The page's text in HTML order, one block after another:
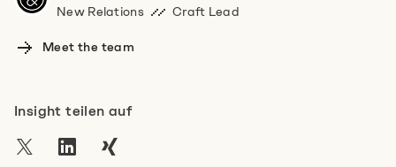
New Relations Craft Lead
Meet the team
Insight teilen auf